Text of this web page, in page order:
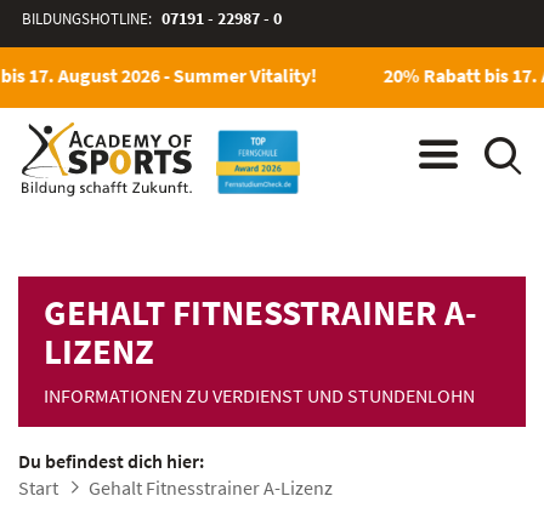
BILDUNGSHOTLINE: 07191 - 22987 - 0
17. August 2026 - Summer Vitality! 20% Rabatt bis 17.
GEHALT FITNESSTRAINER A-
LIZENZ
INFORMATIONEN ZU VERDIENST UND STUNDENLOHN
Du befindest dich hier:
Start
Gehalt Fitnesstrainer A-Lizenz